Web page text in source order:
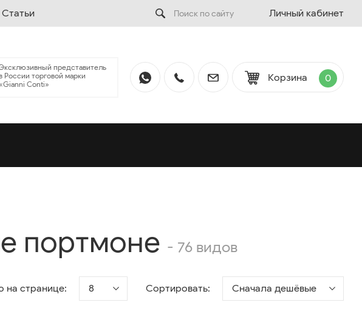
Статьи Личный кабинет
представитель
России торговой марки
Conti»
Корзина 0
портмоне - 76 видов
на странице: 8 Сортировать: Сначала дешёвые